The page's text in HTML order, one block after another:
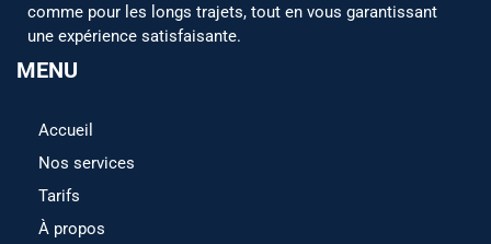
comme pour les longs trajets, tout en vous garantissant
une expérience satisfaisante.
MENU
Accueil
Nos services
Tarifs
À propos